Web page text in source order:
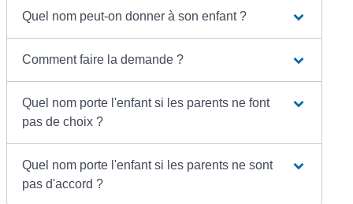
Quel nom peut-on donner à son enfant ?
Comment faire la demande ?
Quel nom porte l'enfant si les parents ne font
pas de choix ?
Quel nom porte l'enfant si les parents ne sont
pas d'accord ?